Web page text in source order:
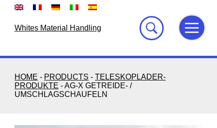
Skip
Whites Material Handling
HOME - PRODUCTS - TELESKOPLADER-
PRODUKTE -AG-X GETREIDE- /
UMSCHLAGSCHAUFELN